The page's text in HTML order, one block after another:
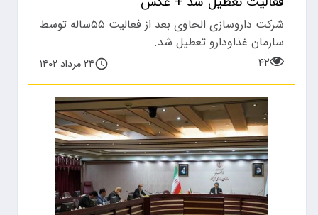
شرکت داروسازی الحاوی بعد از فعالیت ۵۵ساله توسط
سازمان غذاودارو تعطیل شد.
۴۲
۲۴ مرداد ۱۴۰۲